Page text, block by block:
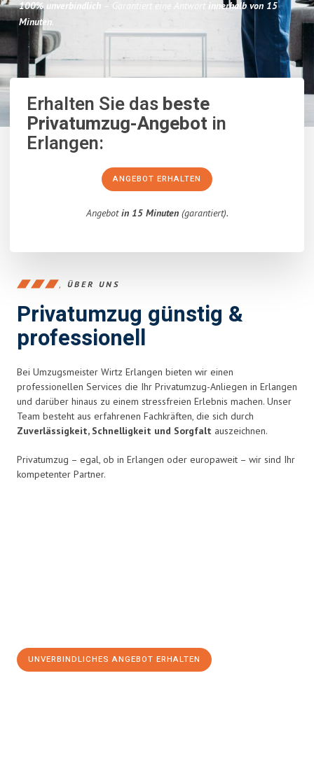
100% unverbindlich – Garantiert eine Antwort innerhalb von 15
Minuten.
Erhalten Sie dasbeste
Privatumzug-Angebot in
Erlangen:
ANGEBOT ERHALTEN
Angebotin 15 Minuten(garantiert).
ÜBER UNS
Privatumzug günstig &
professionell
Bei Umzugsmeister Wirtz Erlangen bieten wir einen
professionellen Services die Ihr Privatumzug-Anliegen in Erlangen
und darüber hinaus zu einem stressfreien Erlebnis machen. Unser
Team besteht aus erfahrenen Fachkräften, die sich durch
Zuverlässigkeit, Schnelligkeit und Sorgfalt auszeichnen.
Privatumzug – egal, ob in Erlangen oder europaweit – wir sind Ihr
kompetenter Partner.
UNVERBINDLICHES ANGEBOT ERHALTEN